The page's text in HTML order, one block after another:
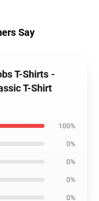
Say
T-Shirts -
T-Shirt
100%
0%
0%
0%
0%